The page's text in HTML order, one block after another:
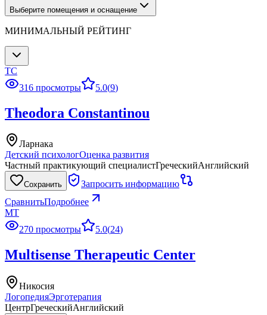
Выберите помещения и оснащение
МИНИМАЛЬНЫЙ РЕЙТИНГ
TC
316 просмотры
5.0(9)
Theodora Constantinou
Ларнака
Детский психологОценка развития
Частный практикующий специалистГреческийАнглийский
Сохранить
Запросить информацию
СравнитьПодробнее
MT
270 просмотры
5.0(24)
Multisense Therapeutic Center
Никосия
ЛогопедияЭрготерапия
ЦентрГреческийАнглийский